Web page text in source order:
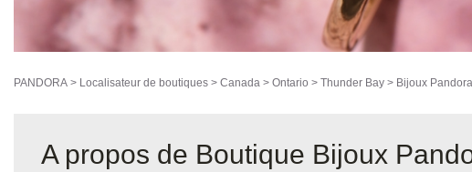
PANDORA > Localisateur de boutiques > Canada > Ontario > Thunder Bay > Bijoux Pandora
A propos de Boutique Bijoux